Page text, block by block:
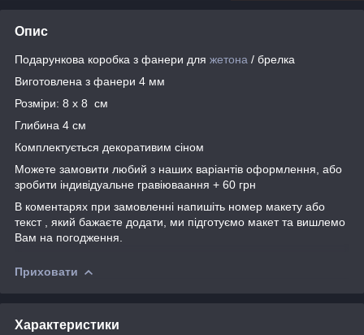
Опис
Подарункова коробка з фанери для жетона / брелка
Виготовлена з фанери 4 мм
Розміри: 8 х 8 см
Глибина 4 см
Комплектується декоративим сіном
Можете замовити любий з наших варіантів оформлення, або
зробити індивідуальне гравіюваання + 60 грн
В коментарях при замовленні напишіть номер макету або
текст , який бажаєте додати, ми підготуємо макет та вишлемо
Вам на погодження.
Приховати
Характеристики